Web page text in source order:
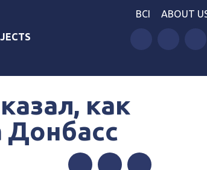
BCI ABOUT
как